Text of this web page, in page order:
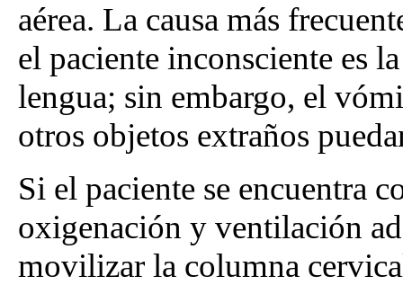
aérea. La causa más
el paciente inconsciente es
lengua; sin embargo, el
otros objetos extraños
Si el paciente se encuentra
oxigenación y ventilación
movilizar la columna